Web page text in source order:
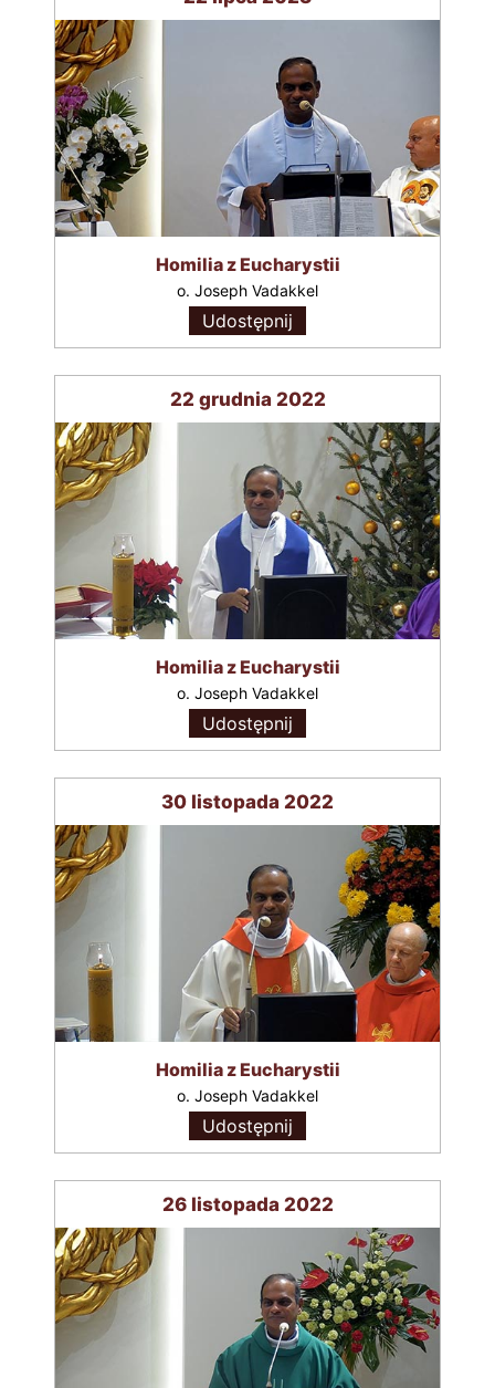
Homilia z Eucharystii
o. Joseph Vadakkel
Udostępnij
22 grudnia 2022
Homilia z Eucharystii
o. Joseph Vadakkel
Udostępnij
30 listopada 2022
Homilia z Eucharystii
o. Joseph Vadakkel
Udostępnij
26 listopada 2022